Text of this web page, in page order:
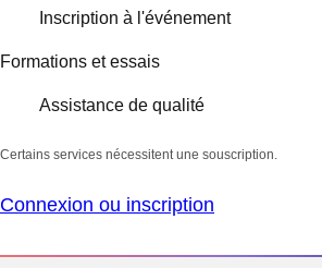
Inscription à l'événement
Formations et essais
Assistance de qualité
Certains services nécessitent une souscription.
Connexion ou inscription